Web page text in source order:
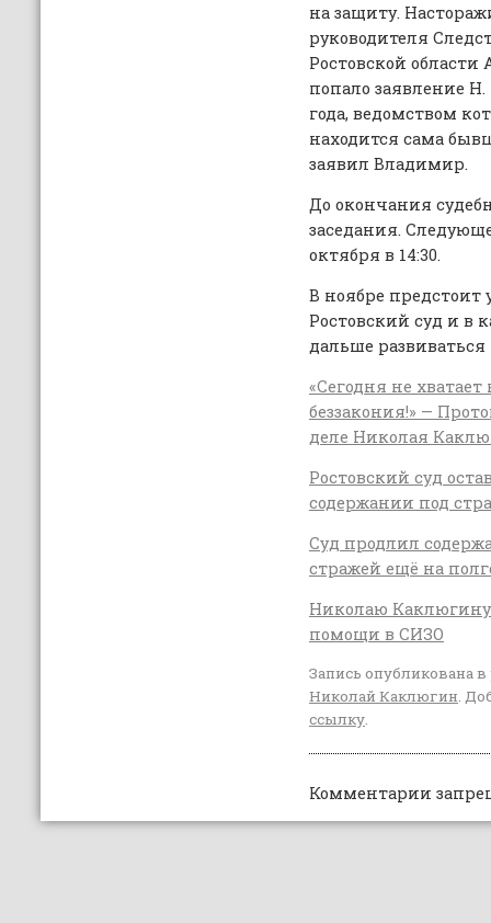
на защиту.
руководителя
Ростовской области
попало заявление Н.
года, ведомством
находится сама
заявил Владимир.
До окончания
заседания.
октября в 14:30.
В ноябре предстоит
Ростовский суд и в
дальше
«Сегодня не
беззакония!» —
деле Николая
Ростовский суд
содержании под
Суд продлил
стражей ещё на
Николаю
помощи в СИЗО
Запись опубликована
Николай Каклюгин.
ссылку.
Комментарии